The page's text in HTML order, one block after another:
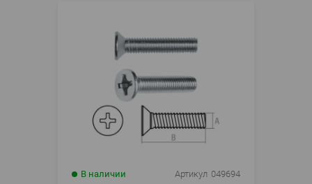
В наличии Артикул 049694